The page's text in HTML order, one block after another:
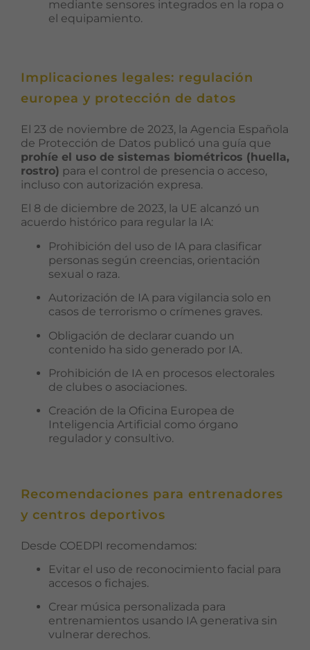
mediante sensores integrados en la ropa o
el equipamiento.
Implicaciones legales: regulación
europea y protección de datos
El 23 de noviembre de 2023, la Agencia Española
de Protección de Datos publicó una guía que
prohíe el uso de sistemas biométricos (huella,
rostro) para el control de presencia o acceso,
incluso con autorización expresa.
El 8 de diciembre de 2023, la UE alcanzó un
acuerdo histórico para regular la IA:
Prohibición del uso de IA para clasificar
personas según creencias, orientación
sexual o raza.
Autorización de IA para vigilancia solo en
casos de terrorismo o crímenes graves.
Obligación de declarar cuando un
contenido ha sido generado por IA.
Prohibición de IA en procesos electorales
de clubes o asociaciones.
Creación de la Oficina Europea de
Inteligencia Artificial como órgano
regulador y consultivo.
Recomendaciones para entrenadores
y centros deportivos
Desde COEDPI recomendamos:
Evitar el uso de reconocimiento facial para
accesos o fichajes.
Crear música personalizada para
entrenamientos usando IA generativa sin
vulnerar derechos.
intereses y
posibilidad de
ver contenido y
ofertas